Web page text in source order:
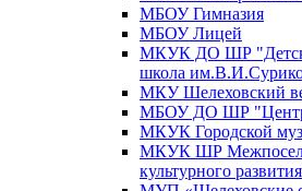
МБОУ Гимназия
МБОУ Лицей
МКУК ДО ШР
школа
МКУ Шелеховский
МБОУ ДО ШР "Центр
МКУК Городской
МКУК ШР
культурного развития